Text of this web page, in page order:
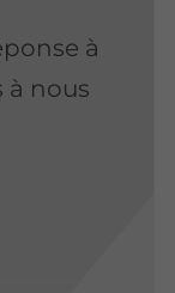
à
à nous